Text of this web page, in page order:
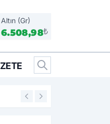
Altın (Gr)
6.508,98₺
16:05